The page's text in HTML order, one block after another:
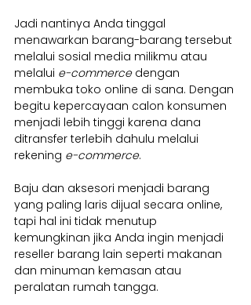
Jadi nantinya Anda tinggal
menawarkan barang-barang tersebut
melalui sosial media milikmu atau
melalui e-commerce dengan
membuka toko online di sana. Dengan
begitu kepercayaan calon konsumen
menjadi lebih tinggi karena dana
ditransfer terlebih dahulu melalui
rekening e-commerce.
Baju dan aksesori menjadi barang
yang paling laris dijual secara online,
tapi hal ini tidak menutup
kemungkinan jika Anda ingin menjadi
reseller barang lain seperti makanan
dan minuman kemasan atau
peralatan rumah tangga.